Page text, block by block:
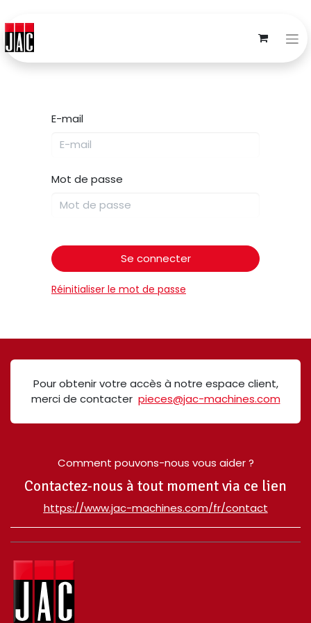
E-mail
Mot de passe
Se connecter
Réinitialiser le mot de passe
Pour obtenir votre accès à notre espace client,
merci de contacter pieces@jac-machines.com
Comment pouvons-nous vous aider ?
Contactez-nous à tout moment via ce lien
​https://www.jac-machines.com/fr/contact